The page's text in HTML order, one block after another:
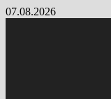
Skip
07.08.2026